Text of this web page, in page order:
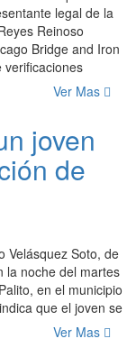
legal de la
Reinoso
Bridge and Iron
verificaciones
Ver Mas
joven
de
Velásquez Soto, de
la noche del martes
en el municipio
que el joven se
Ver Mas